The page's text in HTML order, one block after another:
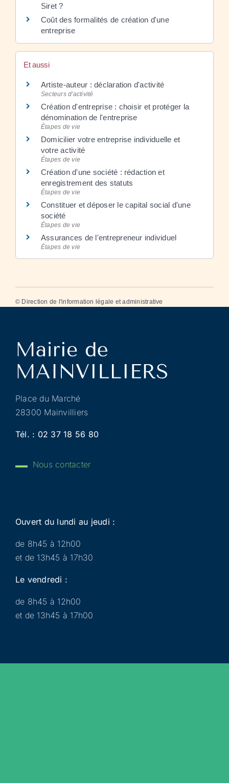
Siret ?
Coût des formalités de création d'une
entreprise
Et aussi
Artiste-auteur : déclaration d'activité
Secteurs d'activité
Création d'entreprise : choisir et protéger la
dénomination de l'entreprise
Étapes de vie
Domicilier votre entreprise individuelle et
votre activité
Étapes de vie
Création d'une société : rédaction et
enregistrement des statuts
Étapes de vie
Constituer et déposer le capital social d'une
société
Étapes de vie
Assurances de l'entrepreneur individuel
Étapes de vie
© Direction de l'information légale et administrative
Place du Marché
28300 Mainvilliers
Tél. : 02 37 18 56 80
Nous contacter
Ouvert du lundi au jeudi :
de 8h45 à 12h00
et de 13h45 à 17h30
Le vendredi :
de 8h45 à 12h00
et de 13h45 à 17h00